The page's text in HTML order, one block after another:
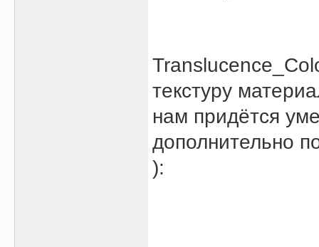
текстуру
нам придётся
дополнительно
):